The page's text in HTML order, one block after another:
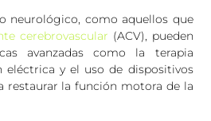
neurológico, como aquellos que
cerebrovascular (ACV), pueden
avanzadas como la terapia
eléctrica y el uso de dispositivos
restaurar la función motora de la